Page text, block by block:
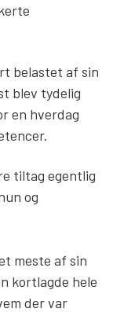
belastet af sin
blev tydelig
en hverdag
tiltag egentlig
og
meste af sin
kortlagde hele
der var